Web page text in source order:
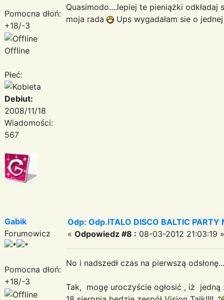
Pomocna dłoń:
+18/-3
Offline
Płeć:
Debiut:
2008/11/18
Wiadomości:
567
Quasimodo....lepiej te pieniążki odkładaj
moja rada
Ups wygadałam sie o
Gabik
Forumowicz
Pomocna dłoń:
+18/-3
Odp: Odp.ITALO DISCO BALTIC PARTY
« Odpowiedz #8 : 08-03-2012 21:03:19 »
No i nadszedł czas na pierwszą
Tak, mogę uroczyście ogłosić , iż